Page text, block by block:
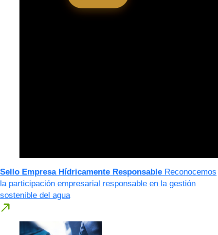
Sello Empresa Hídricamente Responsable Reconocemos
la participación empresarial responsable en la gestión
sostenible del agua